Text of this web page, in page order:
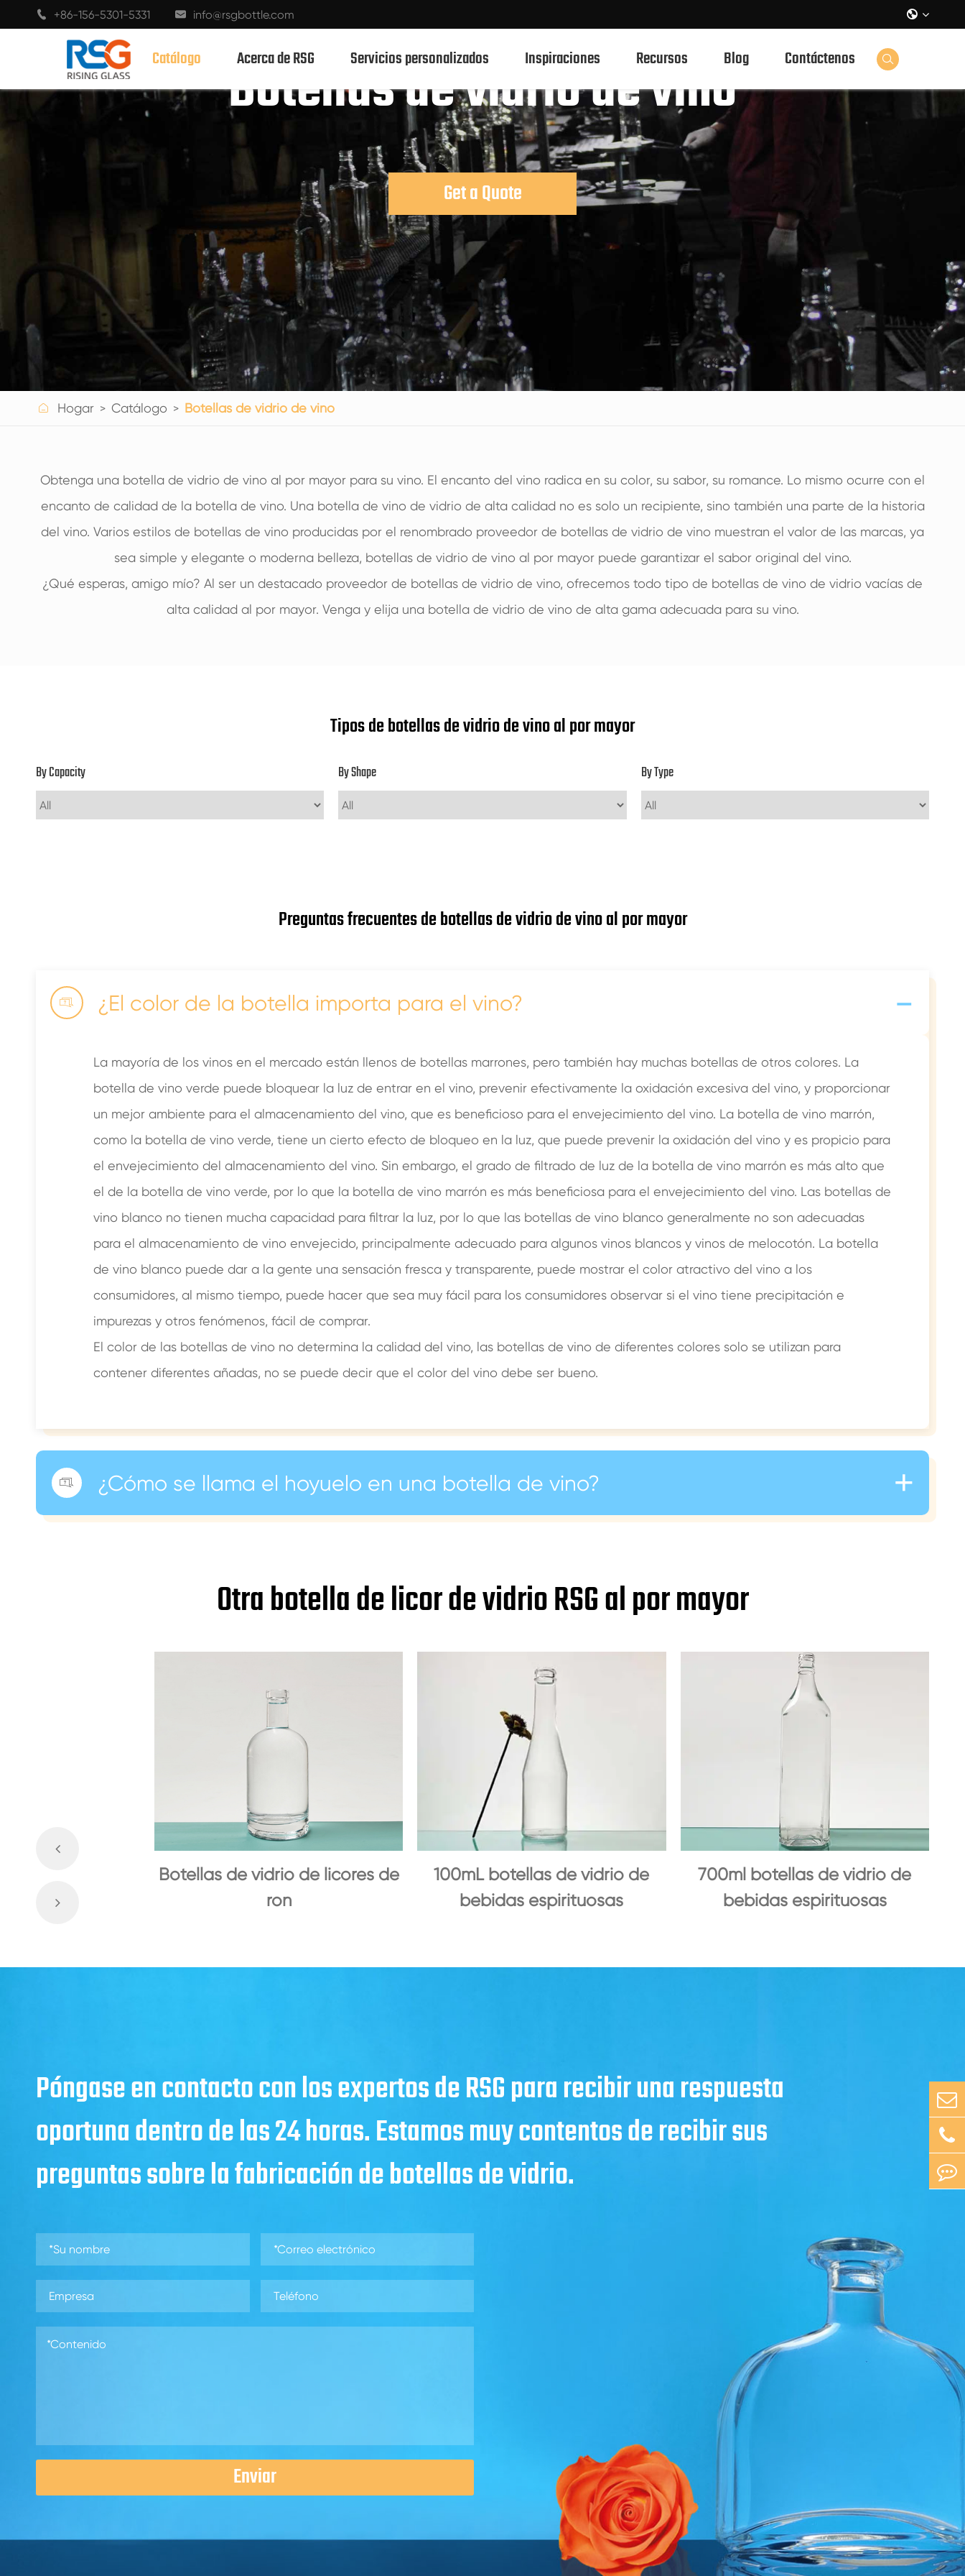
 +86-156-5301-5331  info@rsgbottle.com 
Catálogo
BOTELLAS DE VIDRIO CON ESPÍRITUS
BOTELLAS DE CERVEZA
BOTELLAS DE ACEITE
BOTELLAS DE VIDRIO PARA BEBIDAS
BOTELLAS DE VIDRIO DE AGUA
FRASCOS DE VIDRIO
750ml botellas de vidrio de bebidas espirituosas
700ml botellas de vidrio de bebidas espirituosas
500ml botellas de vidrio de bebidas espirituosas
Botellas de vidrio 1L Spirits
50ml de botellas de vidrio de bebidas espirituosas
100mL botellas de vidrio de bebidas espirituosas
200ml botellas de vidrio de bebidas espirituosas
250ml botellas de vidrio de bebidas espirituosas
375ML botellas de vidrio de bebidas espirituosas
Acerca de RSG Servicios personalizados Inspiraciones Recursos Blog Contáctenos 
Botellas de vidrio de vino
Get a Quote
 Hogar Catálogo Botellas de vidrio de vino
Obtenga una botella de vidrio de vino al por mayor para su vino. El encanto del vino radica en su color, su sabor, su romance. Lo mismo ocurre con el
encanto de calidad de la botella de vino. Una botella de vino de vidrio de alta calidad no es solo un recipiente, sino también una parte de la historia
del vino. Varios estilos de botellas de vino producidas por el renombrado proveedor de botellas de vidrio de vino muestran el valor de las marcas, ya
sea simple y elegante o moderna belleza, botellas de vidrio de vino al por mayor puede garantizar el sabor original del vino.
¿Qué esperas, amigo mío? Al ser un destacado proveedor de botellas de vidrio de vino, ofrecemos todo tipo de botellas de vino de vidrio vacías de
alta calidad al por mayor. Venga y elija una botella de vidrio de vino de alta gama adecuada para su vino.
Tipos de botellas de vidrio de vino al por mayor
By Capacity By Shape By Type
Preguntas frecuentes de botellas de vidrio de vino al por mayor
 ¿El color de la botella importa para el vino? -
La mayoría de los vinos en el mercado están llenos de botellas marrones, pero también hay muchas botellas de otros colores. La
botella de vino verde puede bloquear la luz de entrar en el vino, prevenir efectivamente la oxidación excesiva del vino, y proporcionar
un mejor ambiente para el almacenamiento del vino, que es beneficioso para el envejecimiento del vino. La botella de vino marrón,
como la botella de vino verde, tiene un cierto efecto de bloqueo en la luz, que puede prevenir la oxidación del vino y es propicio para
el envejecimiento del almacenamiento del vino. Sin embargo, el grado de filtrado de luz de la botella de vino marrón es más alto que
el de la botella de vino verde, por lo que la botella de vino marrón es más beneficiosa para el envejecimiento del vino. Las botellas de
vino blanco no tienen mucha capacidad para filtrar la luz, por lo que las botellas de vino blanco generalmente no son adecuadas
para el almacenamiento de vino envejecido, principalmente adecuado para algunos vinos blancos y vinos de melocotón. La botella
de vino blanco puede dar a la gente una sensación fresca y transparente, puede mostrar el color atractivo del vino a los
consumidores, al mismo tiempo, puede hacer que sea muy fácil para los consumidores observar si el vino tiene precipitación e
impurezas y otros fenómenos, fácil de comprar.
El color de las botellas de vino no determina la calidad del vino, las botellas de vino de diferentes colores solo se utilizan para
contener diferentes añadas, no se puede decir que el color del vino debe ser bueno.
 ¿Cómo se llama el hoyuelo en una botella de vino? +
Otra botella de licor de vidrio RSG al por mayor
Botellas de vidrio de licores de
ron
100mL botellas de vidrio de
bebidas espirituosas
700ml botellas de vidrio de
bebidas espirituosas
Póngase en contacto con los expertos de RSG para recibir una respuesta
oportuna dentro de las 24 horas. Estamos muy contentos de recibir sus
preguntas sobre la fabricación de botellas de vidrio.
Enviar